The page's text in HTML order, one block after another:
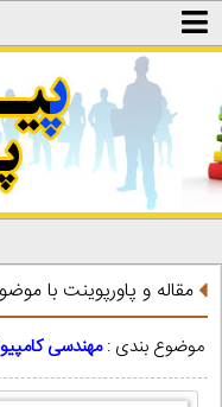
مقاله و پاورپوینت با
موضوع بندی :مهندسی